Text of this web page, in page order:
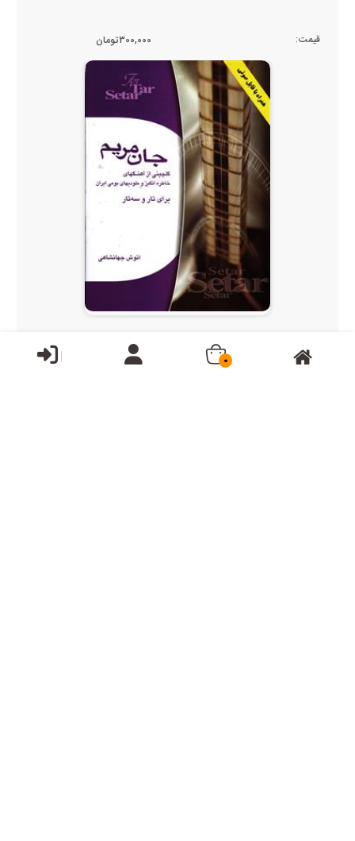
قیمت: 300,000تومان
جان مریم گلچینی از آهنگهای خاطره انگیز و ملودیهای بوم...
0